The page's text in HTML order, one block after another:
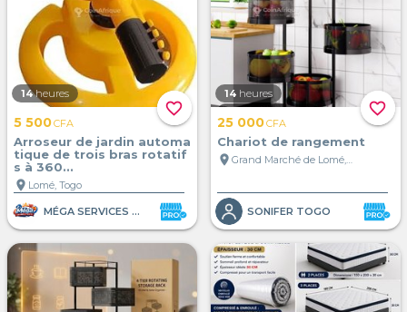
favorite_border
14 heures
5 500CFA
Arroseur de jardin automa
tique de trois bras rotatif
s à 360...
location_on Lomé, Togo
MÉGA SERVICES ET VENTE
favorite_border
14 heures
25 000CFA
Chariot de rangement
location_on
Grand Marché de Lomé, Lomé, Togo
SONIFER TOGO